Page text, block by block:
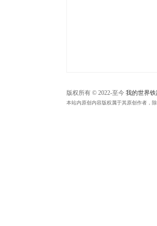
版权所有 © 2022-至今 我的世界
本站内原创内容版权属于其原创作者，